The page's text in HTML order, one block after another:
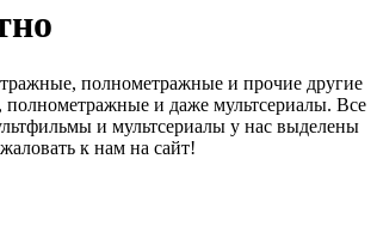
полнометражные и прочие другие
полнометражные и даже мультсериалы. Все
и мультсериалы у нас выделены
к нам на сайт!